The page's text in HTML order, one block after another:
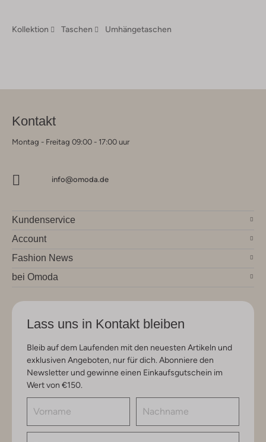
Kollektion Taschen Umhängetaschen
Kontakt
Montag - Freitag 09:00 - 17:00 uur
info@omoda.de
Kundenservice
Account
Fashion News
bei Omoda
Lass uns in Kontakt bleiben
Bleib auf dem Laufenden mit den neuesten Artikeln und
exklusiven Angeboten, nur für dich. Abonniere den
Newsletter und gewinne einen Einkaufsgutschein im
Wert von €150.